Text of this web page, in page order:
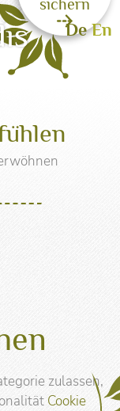
De En
sichern
zulassen,
Cookie